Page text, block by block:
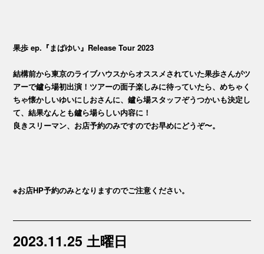
果歩 ep.『まばゆい』Release Tour 2023
結構前から東京のライブハウスからオススメされていた果歩さんがツ
アーで鑪ら場初出演！ツアーの面子楽しみに待っていたら、めちゃく
ちゃ懐かしいゆいにしおさんに、鑪ら場スタッフぞうつかいも決定し
て、結果なんとも鑪ら場らしい内容に！
良きスリーマン、お店予約のみですのでお早めにどうぞ〜。
※お店HP予約のみとなりますのでご注意ください。
2023.11.25 土曜日